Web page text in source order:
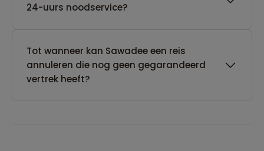
24-uurs noodservice?
Tot wanneer kan Sawadee een reis
annuleren die nog geen gegarandeerd
vertrek heeft?